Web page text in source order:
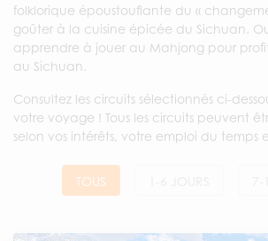
folklorique époustouflante du «
goûter à la cuisine épicée du Sichuan.
apprendre à jouer au Mahjong pour
au Sichuan.
Consultez les circuits sélectionnés ci-
votre voyage ! Tous les circuits peuvent
selon vos intérêts, votre emploi du temps
TOUS